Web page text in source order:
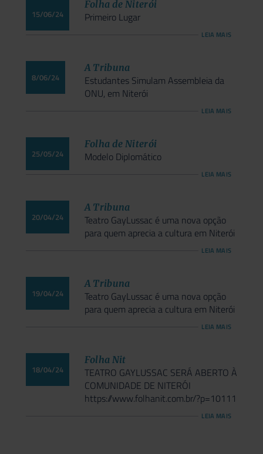
15/06/24
Folha de Niterói
Primeiro Lugar
LEIA MAIS
8/06/24
A Tribuna
Estudantes Simulam Assembleia da
ONU, em Niterói
LEIA MAIS
25/05/24
Folha de Niterói
Modelo Diplomático
LEIA MAIS
20/04/24
A Tribuna
Teatro GayLussac é uma nova opção
para quem aprecia a cultura em Niterói
LEIA MAIS
19/04/24
A Tribuna
Teatro GayLussac é uma nova opção
para quem aprecia a cultura em Niterói
LEIA MAIS
18/04/24
Folha Nit
TEATRO GAYLUSSAC SERÁ ABERTO À
COMUNIDADE DE NITERÓI
https://www.folhanit.com.br/?p=10111
LEIA MAIS